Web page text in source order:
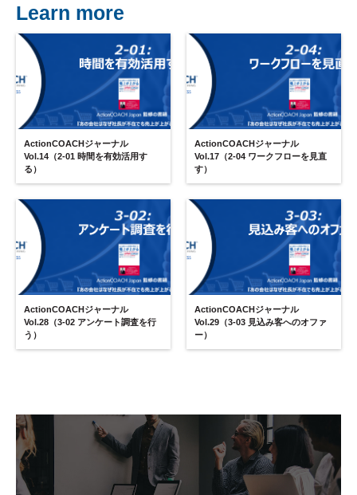
Learn more
ActionCOACHジャーナル
Vol.14（2-01 時間を有効活用す
る）
ActionCOACHジャーナル
Vol.17（2-04 ワークフローを見直
す）
ActionCOACHジャーナル
Vol.28（3-02 アンケート調査を行
う）
ActionCOACHジャーナル
Vol.29（3-03 見込み客へのオファ
ー）